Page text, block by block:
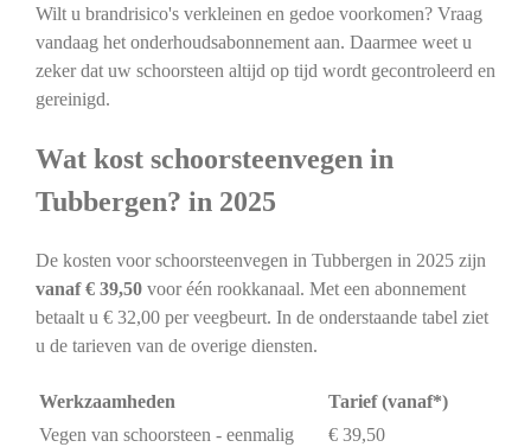
Wilt u brandrisico's verkleinen en gedoe voorkomen? Vraag
vandaag het onderhoudsabonnement aan. Daarmee weet u
zeker dat uw schoorsteen altijd op tijd wordt gecontroleerd en
gereinigd.
Wat kost schoorsteenvegen in
Tubbergen? in 2025
De kosten voor schoorsteenvegen in Tubbergen in 2025 zijn
vanaf € 39,50voor één rookkanaal. Met een abonnement
betaalt u € 32,00 per veegbeurt. In de onderstaande tabel ziet
u de tarieven van de overige diensten.
Werkzaamheden
Tarief (vanaf*)
Vegen van schoorsteen - eenmalig
€ 39,50